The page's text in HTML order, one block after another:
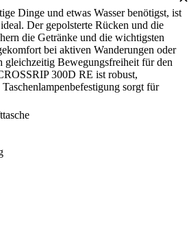
Dinge und etwas Wasser benötigst, ist
Der gepolsterte Rücken und die
die Getränke und die wichtigsten
bei aktiven Wanderungen oder
gleichzeitig Bewegungsfreiheit für den
300D RE ist robust,
sorgt für